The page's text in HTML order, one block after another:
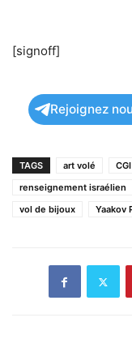
[signoff]
Rejoignez
TAGS art volé
renseignement israélien
vol de bijoux
Yaakov